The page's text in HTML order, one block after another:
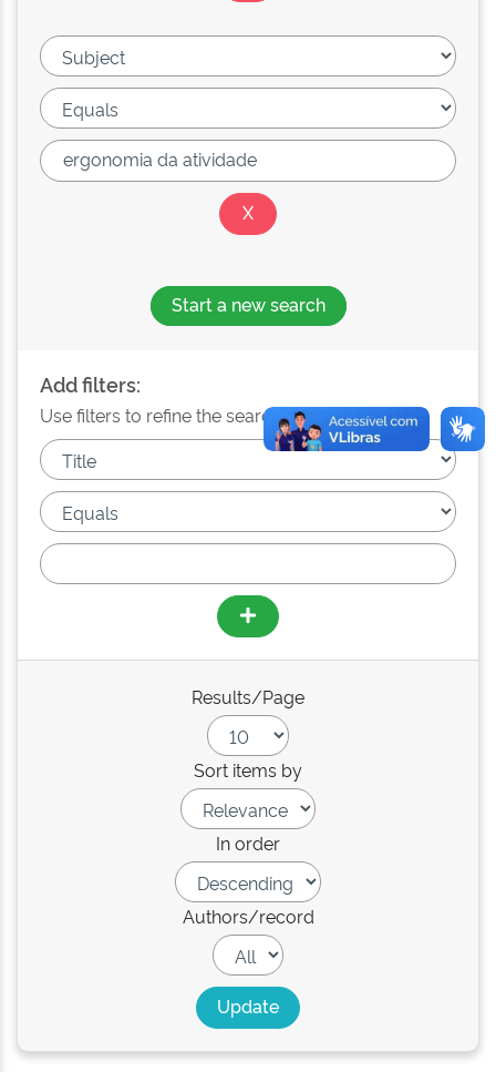
Start a new search
Add filters:
Use filters to refine the search results.
Results/Page
Sort items by
In order
Authors/record